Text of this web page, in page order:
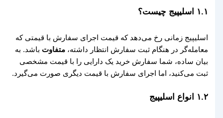
۱.۱ اسلیپیج چیست؟
اسلیپیج زمانی رخ می‌دهد که قیمت اجرای سفارش با قیمتی که
معامله‌گر در هنگام ثبت سفارش انتظار داشته،متفاوتباشد. به
بیان ساده، شما سفارش خرید یک دارایی را با قیمت مشخصی
ثبت می‌کنید، اما اجرای سفارش با قیمت دیگری صورت می‌گیرد.
۱.۲ انواع اسلیپیج